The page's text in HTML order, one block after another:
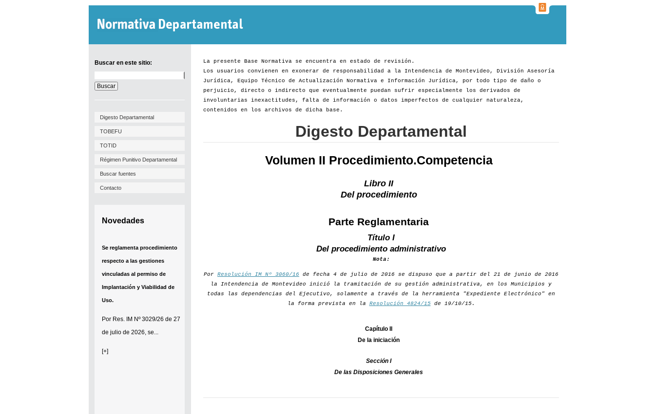
Buscar en este sitio:
en
este
sitio:
Digesto Departamental
TOBEFU
TOTID
Régimen Punitivo Departamental
Buscar fuentes
Contacto
Novedades
Se reglamenta procedimiento
respecto a las gestiones
vinculadas al permiso de
Implantación y Viabilidad de
Uso.
Por Res. IM Nº 3029/26 de 27
de julio de 2026, se...
[+]
La presente Base Normativa se encuentra en estado de revisión.
Los usuarios convienen en exonerar de responsabilidad a la Intendencia de Montevideo, División Asesoría
Jurídica, Equipo Técnico de Actualización Normativa e Información Jurídica, por todo tipo de daño o
perjuicio, directo o indirecto que eventualmente puedan sufrir especialmente los derivados de
involuntarias inexactitudes, falta de información o datos imperfectos de cualquier naturaleza,
contenidos en los archivos de dicha base.
Digesto Departamental
Volumen II Procedimiento.Competencia
Libro II
Del procedimiento
Parte Reglamentaria
Título I
Del procedimiento administrativo
Nota:
Por Resolución IM Nº 3060/16 de fecha 4 de julio de 2016 se dispuso que a partir del 21 de junio de 2016
la Intendencia de Montevideo inició la tramitación de su gestión administrativa, en los Municipios y
todas las dependencias del Ejecutivo, solamente a través de la herramienta "Expediente Electrónico" en
la forma prevista en la Resolución 4824/15de 19/10/15.
Capítulo II
De la iniciación
Sección I
De las Disposiciones Generales